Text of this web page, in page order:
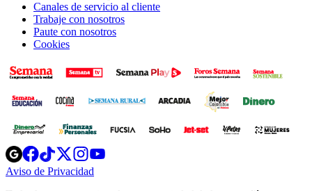
Canales de servicio al cliente
Trabaje con nosotros
Paute con nosotros
Cookies
Opens
in
new
Opens
in
new
Opens
in
new
window
Opens
new
windowwindow
Aviso de Privacidad